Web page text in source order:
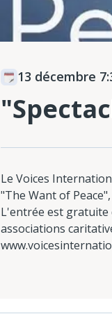
13 décembre
Le Voices
"The Want of
L'entrée est gratuite
associations